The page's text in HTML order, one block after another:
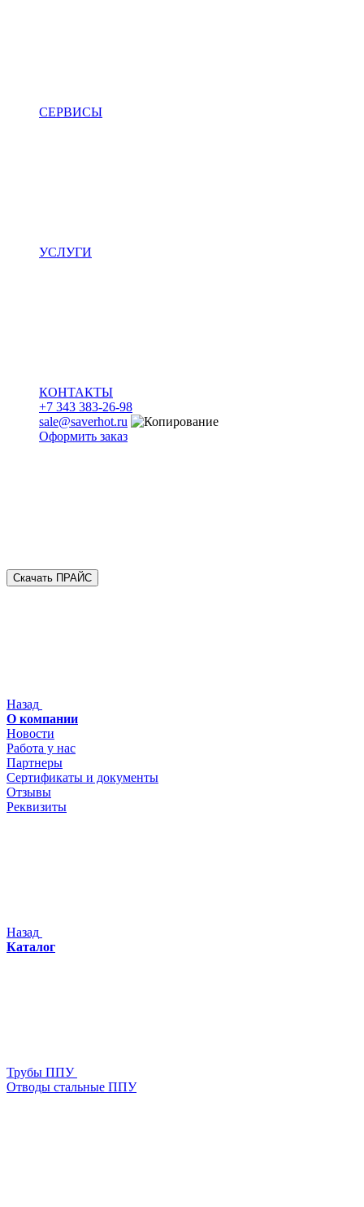
СЕРВИСЫ
УСЛУГИ
КОНТАКТЫ
+7 343 383-26-98
sale@saverhot.ru
Оформить заказ
Скачать ПРАЙС
Назад
О компании
Новости
Работа у нас
Партнеры
Сертификаты и документы
Отзывы
Реквизиты
Назад
Каталог
Трубы ППУ
Отводы стальные ППУ